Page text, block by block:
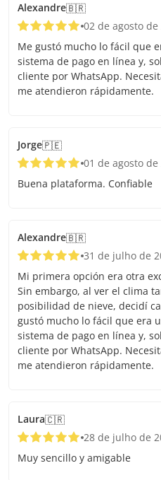
Alexandre🇧🇷
02 de agosto de
Me gustó mucho lo fácil que
sistema de pago en línea y,
cliente por WhatsApp.
me atendieron rápidamente.
Jorge🇵🇪
01 de agosto de
Buena plataforma. Confiable
Alexandre🇧🇷
31 de julho de
Mi primera opción era otra
Sin embargo, al ver el clima
posibilidad de nieve, decidí
gustó mucho lo fácil que era
sistema de pago en línea y,
cliente por WhatsApp.
me atendieron rápidamente.
Laura🇨🇷
28 de julho de
Muy sencillo y amigable